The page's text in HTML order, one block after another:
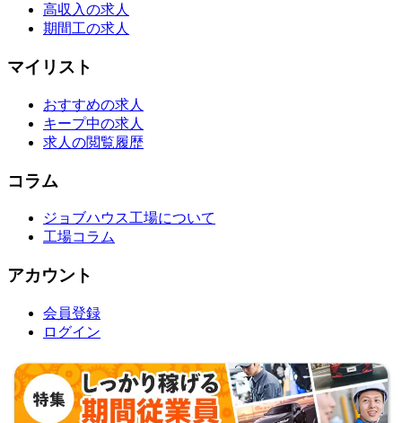
高収入の求人
期間工の求人
マイリスト
おすすめの求人
キープ中の求人
求人の閲覧履歴
コラム
ジョブハウス工場について
工場コラム
アカウント
会員登録
ログイン